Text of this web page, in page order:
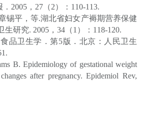
2005，27（2）：110-113.
锡平，等.湖北省妇女产褥期营养保健
研究. 2005，34（1）：118-120.
品卫生学．第5版．北京：人民卫生
B. Epidemiology of gestational weight
after pregnancy. Epidemiol Rev,